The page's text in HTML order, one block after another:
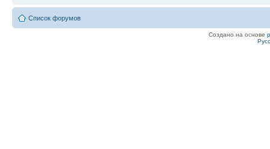
Список форумов
Создано на основе